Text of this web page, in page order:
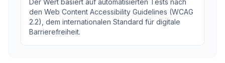
Der Wert basiert auf automatisierten Tests nach
den Web Content Accessibility Guidelines (WCAG
2.2), dem internationalen Standard für digitale
Barrierefreiheit.